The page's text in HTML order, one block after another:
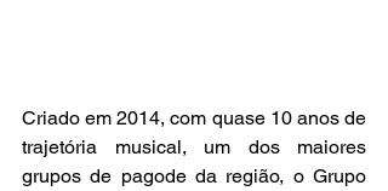
Criado em 2014, com quase 10 anos de
trajetória musical, um dos maiores
grupos de pagode da região, o Grupo